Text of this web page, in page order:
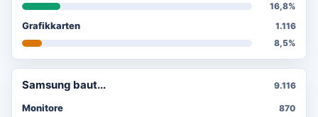
16,8%
Grafikkarten
1.116
8,5%
Samsung baut... 9.116
Monitore
870